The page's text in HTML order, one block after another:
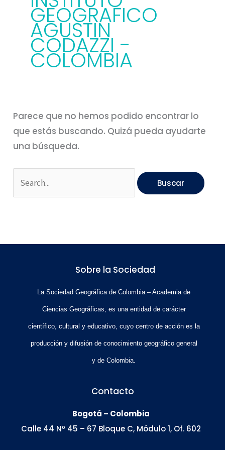
GEOGRAFICO
AGUSTIN
CODAZZI -
COLOMBIA
Parece que no hemos podido encontrar lo
que estás buscando. Quizá pueda ayudarte
una búsqueda.
Sobre la Sociedad
La Sociedad Geográfica de Colombia – Academia de
Ciencias Geográficas, es una entidad de carácter
científico, cultural y educativo, cuyo centro de acción es la
producción y difusión de conocimiento geográfico general
y de Colombia.
Contacto
Bogotá – Colombia
Calle 44 Nº 45 – 67 Bloque C, Módulo 1, Of. 602